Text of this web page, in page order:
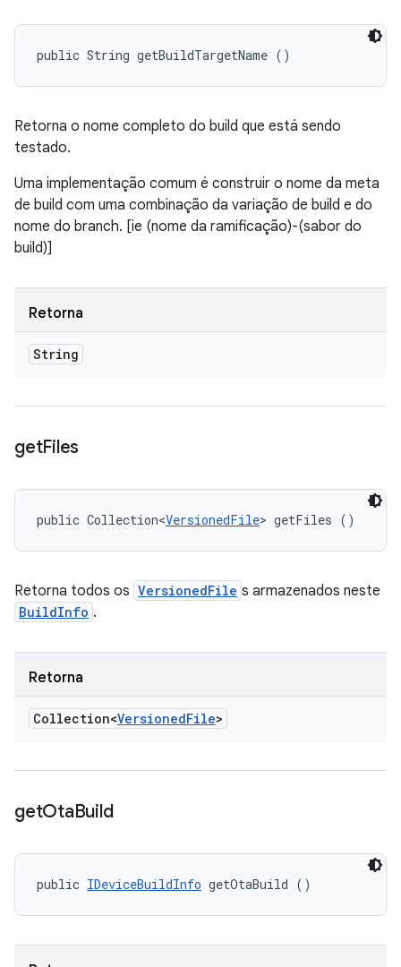
public String getBuildTargetName ()
Retorna o nome completo do build que está sendo
testado.
Uma implementação comum é construir o nome da meta
de build com uma combinação da variação de build e do
nome do branch. [ie (nome da ramificação)-(sabor do
build)]
Retorna
String
getFiles
public Collection<VersionedFile> getFiles ()
Retorna todos os VersionedFile s armazenados neste
BuildInfo .
Retorna
Collection<VersionedFile>
getOtaBuild
public IDeviceBuildInfo getOtaBuild ()